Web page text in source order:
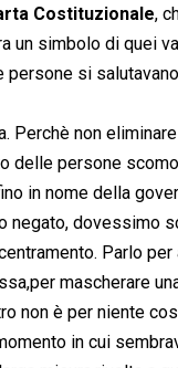
Costituzionale,
un simbolo di quei
persone si
Perchè non
delle persone
in nome della
dovessimo
Parlo
mascherare
non è per niente
in cui